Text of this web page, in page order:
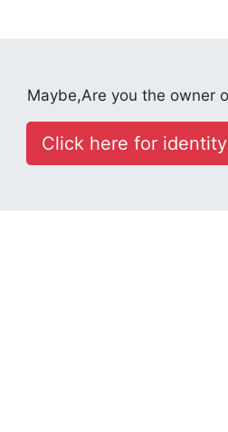
Maybe,Are you the owner
Click here for